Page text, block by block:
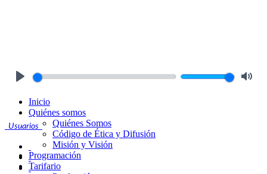
Usuarios
Inicio
Quiénes somos
Quiénes Somos
Código de Ética y Difusión
Misión y Visión
Programación
Tarifario